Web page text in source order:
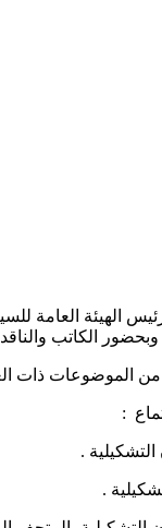
الهيئة العامة
الكاتب
الموضوعات ذات
:
التشكيلية .
.